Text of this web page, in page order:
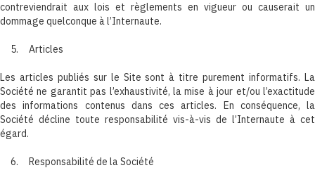
contreviendrait aux lois et règlements en vigueur ou causerait un
dommage quelconque à l’Internaute.
5. Articles
Les articles publiés sur le Site sont à titre purement informatifs. La
Société ne garantit pas l’exhaustivité, la mise à jour et/ou l’exactitude
des informations contenus dans ces articles. En conséquence, la
Société décline toute responsabilité vis-à-vis de l’Internaute à cet
égard.
6. Responsabilité de la Société